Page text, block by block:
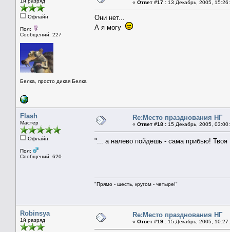
Офлайн
Пол:
Сообщений: 227
Белка, просто дикая Белка
« Ответ #17 : 13 Декабрь, 2005,
Они нет...
А я могу
Flash
Мастер
Офлайн
Пол:
Сообщений: 620
Re:Место празднования НГ
« Ответ #18 : 15 Декабрь, 2005,
"... а налево пойдешь - сама прибью!
"Прямо - шесть, кругом - четыре!"
Robinsya
1й разряд
Re:Место празднования НГ
« Ответ #19 : 15 Декабрь, 2005,